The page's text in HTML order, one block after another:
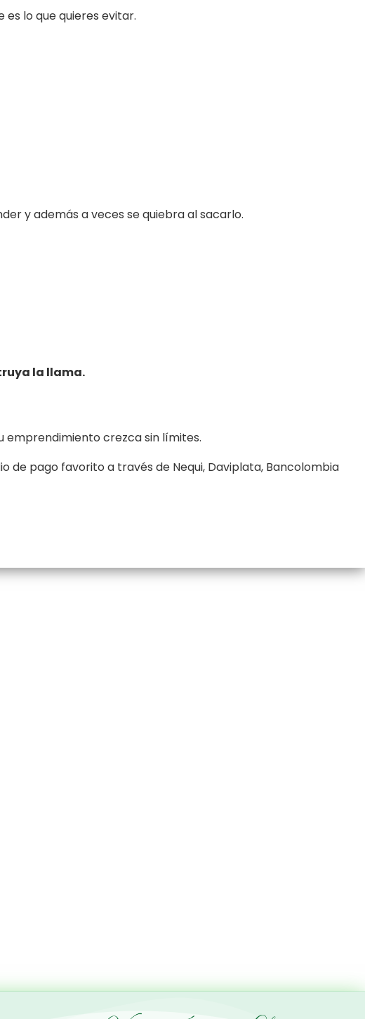
lo que quieres evitar.
y además a veces se quiebra al sacarlo.
la llama.
crezca sin límites.
de pago favorito a través de Nequi, Daviplata, Bancolombia